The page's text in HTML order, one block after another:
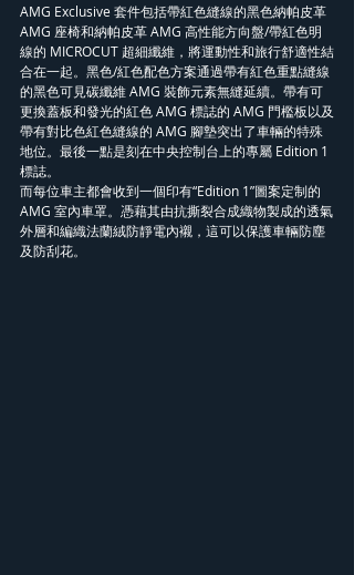
AMG Exclusive 套件包括帶紅色縫線的黑色納帕皮革
AMG 座椅和納帕皮革 AMG 高性能方向盤/帶紅色明
線的 MICROCUT 超細纖維，將運動性和旅行舒適性結
合在一起。黑色/紅色配色方案通過帶有紅色重點縫線
的黑色可見碳纖維 AMG 裝飾元素無縫延續。帶有可
更換蓋板和發光的紅色 AMG 標誌的 AMG 門檻板以及
帶有對比色紅色縫線的 AMG 腳墊突出了車輛的特殊
地位。最後一點是刻在中央控制台上的專屬 Edition 1
標誌。
而每位車主都會收到一個印有“Edition 1”圖案定制的
AMG 室內車罩。憑藉其由抗撕裂合成織物製成的透氣
外層和編織法蘭絨防靜電內襯，這可以保護車輛防塵
及防刮花。